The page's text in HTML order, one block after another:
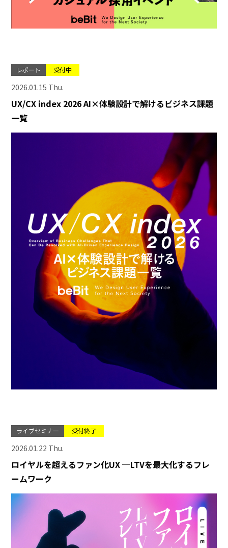
レポート 受付中
2026.01.15 Thu.
UX/CX index 2026 AI×体験設計で解けるビジネス課題
一覧
ライブセミナー 受付終了
2026.01.22 Thu.
ロイヤルを超えるファン化UX ─LTVを最大化するフレ
ームワーク